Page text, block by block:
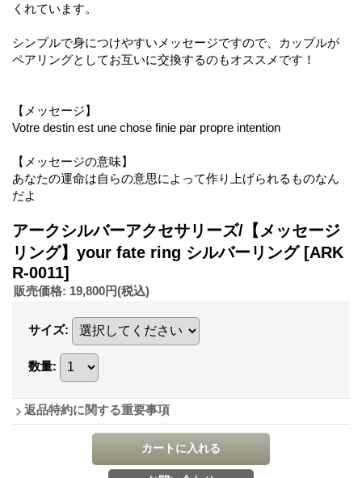
くれています。
シンプルで身につけやすいメッセージですので、カップルが
ペアリングとしてお互いに交換するのもオススメです！
【メッセージ】
Votre destin est une chose finie par propre intention
【メッセージの意味】
あなたの運命は自らの意思によって作り上げられるものなん
だよ
アークシルバーアクセサリーズ/【メッセージ
リング】your fate ring シルバーリング [ARK
R-0011]
販売価格: 19,800円(税込)
サイズ:
数量:
返品特約に関する重要事項